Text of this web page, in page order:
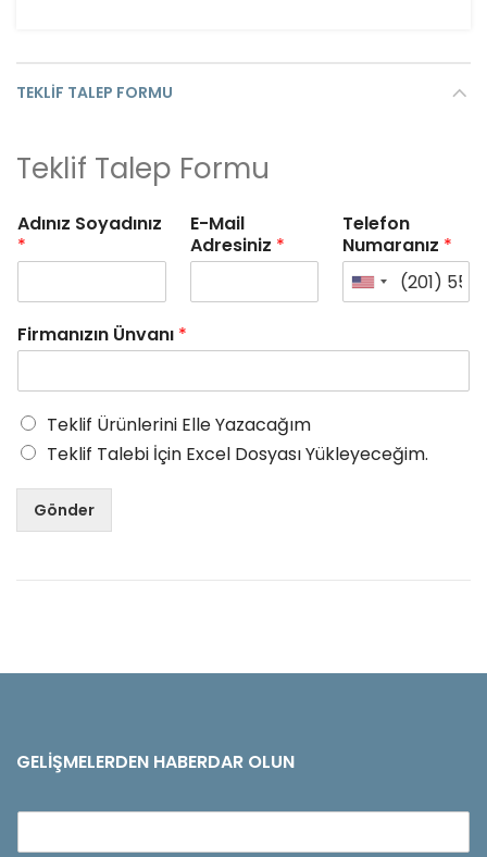
TEKLIF TALEP FORMU
Teklif Talep Formu
Adınız Soyadınız
*
E-Mail
Adresiniz *
Telefon
Numaranız *
Firmanızın Ünvanı *
Teklif Ürünlerini Elle Yazacağım
Teklif Talebi İçin Excel Dosyası Yükleyeceğim.
Gönder
GELIŞMELERDEN HABERDAR OLUN